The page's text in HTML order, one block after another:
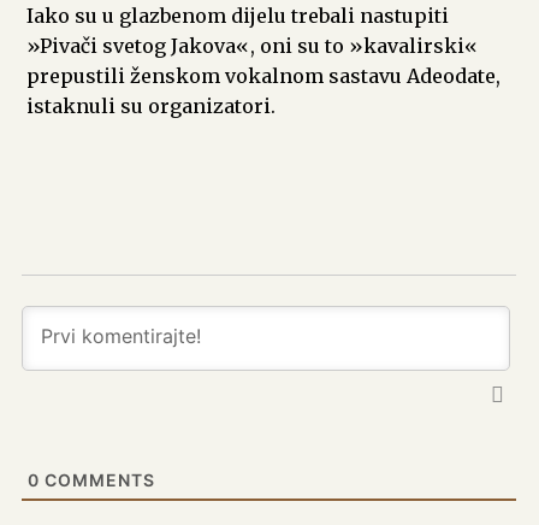
Iako su u glazbenom dijelu trebali nastupiti
»Pivači svetog Jakova«, oni su to »kavalirski«
prepustili ženskom vokalnom sastavu Adeodate,
istaknuli su organizatori.
0 COMMENTS